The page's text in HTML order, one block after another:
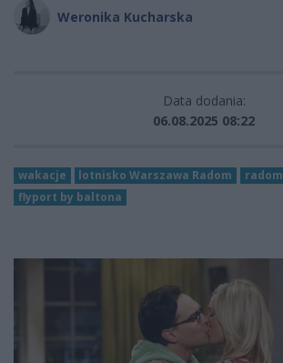
Weronika Kucharska
Data dodania:
06.08.2025 08:22
wakacje lotnisko Warszawa Radom
radom
flyport by baltona